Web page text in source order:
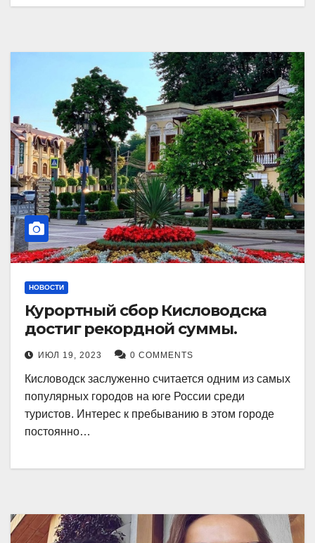
НОВОСТИ
Курортный сбор Кисловодска
достиг рекордной суммы.
ИЮЛ 19, 2023 0 COMMENTS
Кисловодск заслуженно считается одним из самых
популярных городов на юге России среди
туристов. Интерес к пребыванию в этом городе
постоянно…